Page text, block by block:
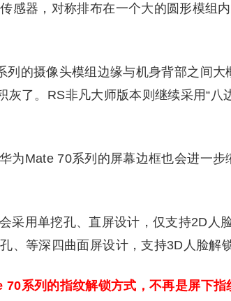
感器，对称排布在一个大的圆形模组
列的摄像头模组边缘与机身背部之间
灰了。RS非凡大师版本则继续采用“八
为Mate 70系列的屏幕边框也会进一
采用单挖孔、直屏设计，仅支持2D人
、等深四曲面屏设计，支持3D人脸解锁
70系列的指纹解锁方式，不再是屏下